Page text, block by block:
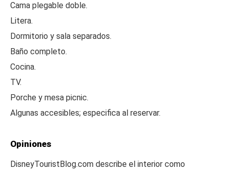
Cama plegable doble.
Litera.
Dormitorio y sala separados.
Baño completo.
Cocina.
TV.
Porche y mesa picnic.
Algunas accesibles; especifica al reservar.
Opiniones
DisneyTouristBlog.com describe el interior como